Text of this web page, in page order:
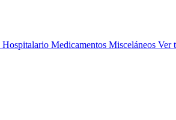
Hospitalario Medicamentos Misceláneos Ver